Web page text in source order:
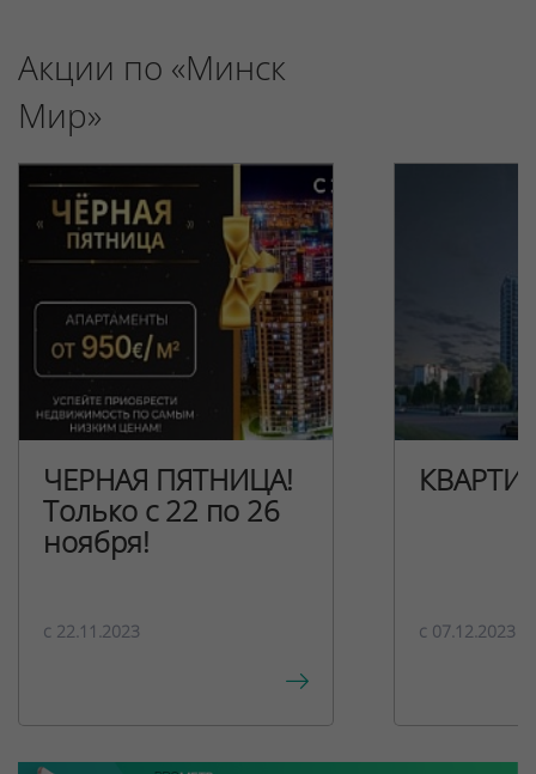
Акции по «Минск
Мир»
ЧЕРНАЯ ПЯТНИЦА!
Только с 22 по 26
ноября!
c 22.11.2023 c 07.12.2023